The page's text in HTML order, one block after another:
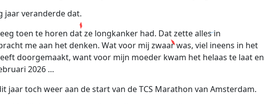
jaar veranderde dat.
toen te horen dat ze longkanker had. Dat zette alles in
me aan het denken. Wat voor mij zwaar was, viel ineens in het
doorgemaakt, want voor mijn moeder kwam het helaas te laat en
2026 …
jaar toch weer aan de start van de TCS Marathon van Amsterdam.